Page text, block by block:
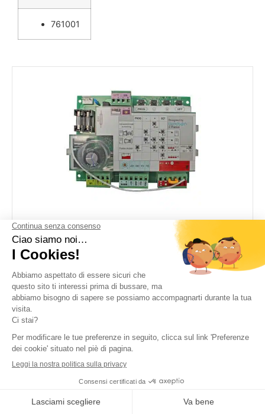
761001
580038A CA2B9 Scorrevole
200Kg 24V 1a generazione
Elenco dei motori compatibili :
654411